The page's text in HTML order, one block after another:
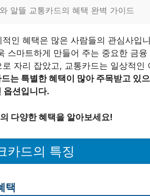
알뜰 교통카드의 혜택 완벽 가이드
인 혜택은 많은 사람들의 관심사입
스마트하게 만들어 주는 중요한 금
자리 잡았고, 교통카드는 일상적인
는 특별한 혜택이 많아 주목받고 있
옵션입니다.
다양한 혜택을 알아보세요!
카드의 특징
택